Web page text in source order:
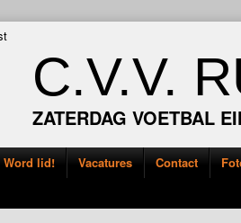
C.V.V.
ZATERDAG VOETBAL
Word lid! Vacatures Contact